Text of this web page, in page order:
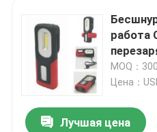
Путешествие фабрики
Проверка качества
свяжитесь мы
работа
MOQ：
Цена：
Лучшая цена